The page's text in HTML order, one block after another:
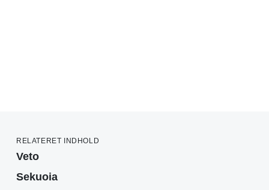
RELATERET INDHOLD
Veto
Sekuoia